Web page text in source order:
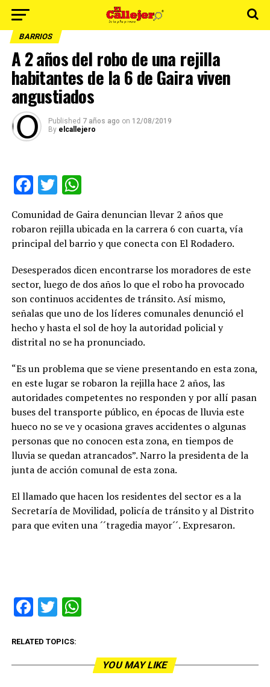
BARRIOS
A 2 años del robo de una rejilla
habitantes de la 6 de Gaira viven
angustiados
Published 7 años ago on 12/08/2019
By elcallejero
Facebook
TwitterWhatsApp
Comunidad de Gaira denuncian llevar 2 años que
robaron rejilla ubicada en la carrera 6 con cuarta, vía
principal del barrio y que conecta con El Rodadero.
Desesperados dicen encontrarse los moradores de este
sector, luego de dos años lo que el robo ha provocado
son continuos accidentes de tránsito. Así mismo,
señalas que uno de los líderes comunales denunció el
hecho y hasta el sol de hoy la autoridad policial y
distrital no se ha pronunciado.
“Es un problema que se viene presentando en esta zona,
en este lugar se robaron la rejilla hace 2 años, las
autoridades competentes no responden y por allí pasan
buses del transporte público, en épocas de lluvia este
hueco no se ve y ocasiona graves accidentes o algunas
personas que no conocen esta zona, en tiempos de
lluvia se quedan atrancados”. Narro la presidenta de la
junta de acción comunal de esta zona.
El llamado que hacen los residentes del sector es a la
Secretaría de Movilidad, policía de tránsito y al Distrito
para que eviten una ´´tragedia mayor´´. Expresaron.
Facebook
TwitterWhatsApp
RELATED TOPICS:
YOU MAY LIKE